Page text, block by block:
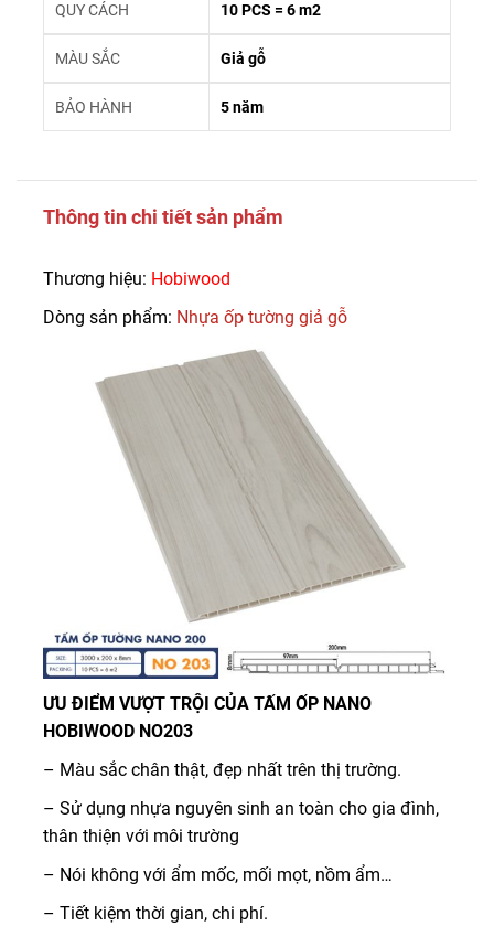
QUY CÁCH 10 PCS = 6 m2
MÀU SẮC Giả gỗ
BẢO HÀNH 5 năm
Thông tin chi tiết sản phẩm
Thương hiệu: Hobiwood
Dòng sản phẩm: Nhựa ốp tường giả gỗ
ƯU ĐIỂM VƯỢT TRỘI CỦA TẤM ỐP NANO
HOBIWOOD NO203
– Màu sắc chân thật, đẹp nhất trên thị trường.
– Sử dụng nhựa nguyên sinh an toàn cho gia đình,
thân thiện với môi trường
– Nói không với ẩm mốc, mối mọt, nồm ẩm…
– Tiết kiệm thời gian, chi phí.